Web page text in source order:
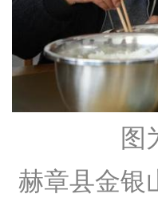
图为
赫章县金银